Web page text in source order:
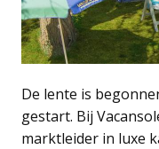
De lente is
gestart. Bij
marktleider in luxe